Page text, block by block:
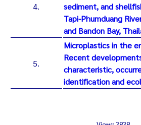
4.
sediment, and
Tapi-Phumduang
and Bandon Bay,
5.
Microplastics in the
Recent
characteristic,
identification and